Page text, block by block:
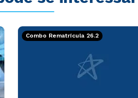
Combo Rematrícula 26.2
Política de Privacidade.e
sejam utilizados para o
do Sul.
Política de Privacidade.e
sejam utilizados para o
do Sul.